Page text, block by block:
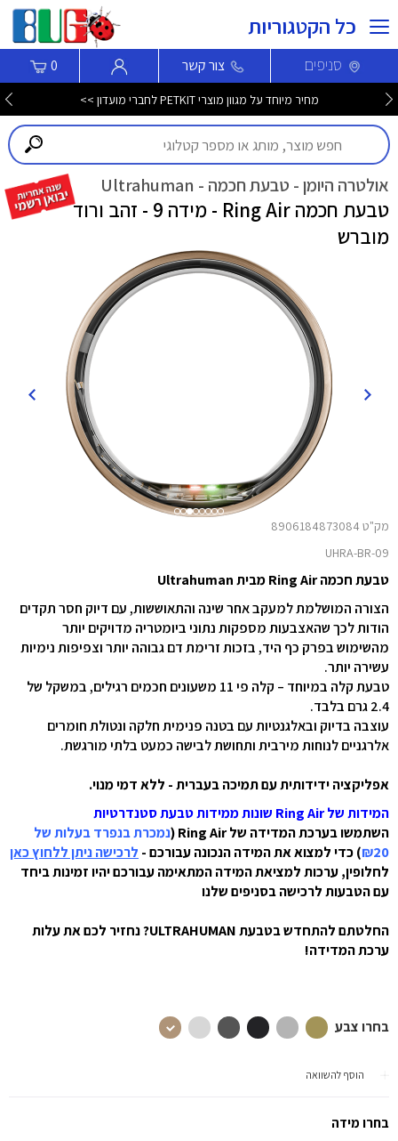
כל הקטגוריות
סניפים צור קשר 0
מחיר מיוחד על מגוון מוצרי PETKIT לחברי מועדון >>
אולטרה היומן - טבעת חכמה - Ultrahuman
טבעת חכמה Ring Air - מידה 9 - זהב ורוד
מוברש
מק"ט 8906184873084
UHRA-BR-09
טבעת חכמה Ring Air מבית Ultrahuman
הצורה המושלמת למעקב אחר שינה והתאוששות, עם דיוק חסר תקדים
הודות לכך שהאצבעות מספקות נתוני ביומטריה מדויקים יותר
מהשימוש בפרק כף היד, בזכות זרימת דם גבוהה יותר וצפיפות נימיות
עשירה יותר.
טבעת קלה במיוחד – קלה פי 11 משעונים חכמים רגילים, במשקל של
2.4 גרם בלבד.
עוצבה בדיוק ובאלגנטיות עם בטנה פנימית חלקה ונטולת חומרים
אלרגניים לנוחות מירבית ותחושת לבישה כמעט בלתי מורגשת.
אפליקציה ידידותית עם תמיכה בעברית - ללא דמי מנוי.
המידות שלRing Air שונות ממידות טבעת סטנדרטיות
השתמשו בערכת המדידה שלRing Air
(נמכרת בנפרד בעלות של
₪20) כדי למצוא את המידה הנכונה עבורכם- לרכישה ניתן ללחוץ כאן
לחלופין, ערכות למציאת המידה המתאימה עבורכם יהיו זמינות ביחד
עם הטבעות לרכישה בסניפים שלנו
החלטתם להתחדש בטבעת ULTRAHUMAN? נחזיר לכם את עלות
ערכת המדידה!
בחרו צבע
הוסף להשוואה
בחרו מידה